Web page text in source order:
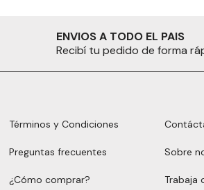
ENVIOS A TODO EL PAIS
Recibí tu pedido de forma
Términos y Condiciones
Preguntas frecuentes
¿Cómo comprar?
Sobre
Trabaja